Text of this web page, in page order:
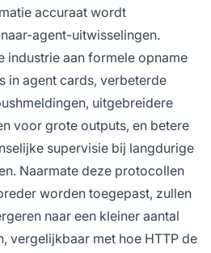
accuraat wordt
agent-uitwisselingen.
industrie aan formele opname
in agent cards, verbeterde
uitgebreidere
voor grote outputs, en betere
supervisie bij langdurige
Naarmate deze protocollen
worden toegepast, zullen
naar een kleiner aantal
vergelijkbaar met hoe HTTP de